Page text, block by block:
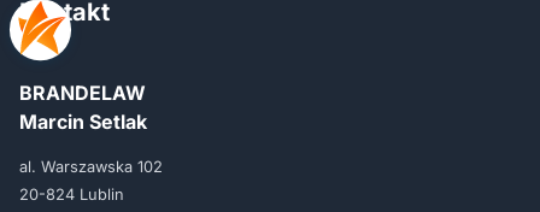
Kontakt
BRANDELAW
Marcin Setlak
al. Warszawska 102
20-824 Lublin